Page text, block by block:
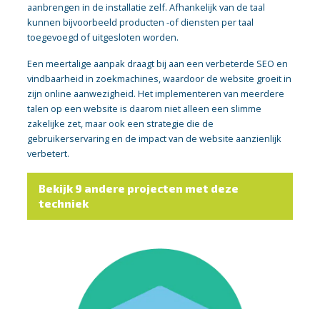
aanbrengen in de installatie zelf. Afhankelijk van de taal
kunnen bijvoorbeeld producten -of diensten per taal
toegevoegd of uitgesloten worden.
Een meertalige aanpak draagt bij aan een verbeterde SEO en
vindbaarheid in zoekmachines, waardoor de website groeit in
zijn online aanwezigheid. Het implementeren van meerdere
talen op een website is daarom niet alleen een slimme
zakelijke zet, maar ook een strategie die de
gebruikerservaring en de impact van de website aanzienlijk
verbetert.
Bekijk 9 andere projecten met deze
techniek